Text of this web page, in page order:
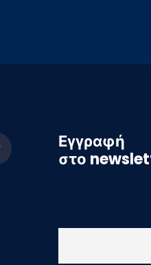
Εγγραφή
στο